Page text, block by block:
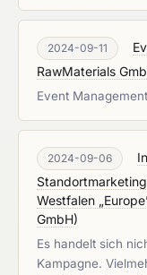
2024-09-11
RawMaterials
Event
2024-09-06
Westfalen
GmbH)
Es handelt sich
Kampagne.